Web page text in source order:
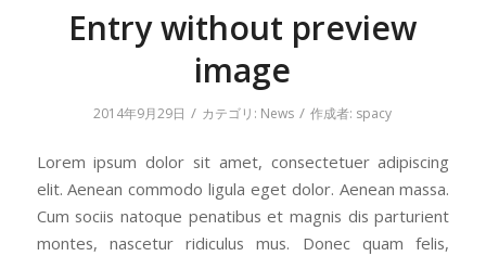
Entry without preview
image
2014年9月29日 / カテゴリ: News / 作成者: spacy
Lorem ipsum dolor sit amet, consectetuer adipiscing
elit. Aenean commodo ligula eget dolor. Aenean massa.
Cum sociis natoque penatibus et magnis dis parturient
montes, nascetur ridiculus mus. Donec quam felis,